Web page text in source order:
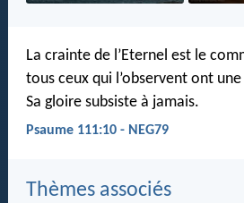
La crainte de l’Eternel est le
tous ceux qui l’observent ont
Sa gloire subsiste à jamais.
Psaume 111:10 - NEG79
Thèmes associés